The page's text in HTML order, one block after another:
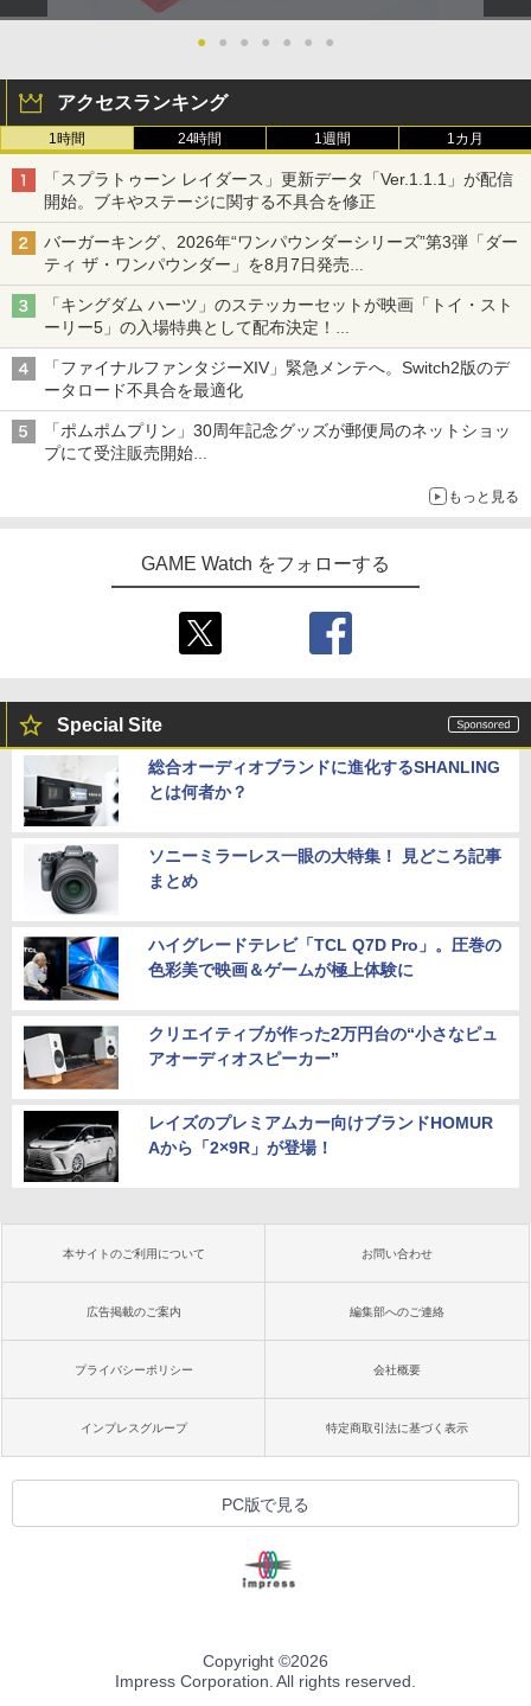
● ● ● ● ● ● ●
アクセスランキング
1時間 24時間 1週間 1カ月
「スプラトゥーン レイダース」更新データ「Ver.1.1.1」が配信
開始。ブキやステージに関する不具合を修正
バーガーキング、2026年“ワンパウンダーシリーズ”第3弾「ダー
ティ ザ・ワンパウンダー」を8月7日発売
「特製ガーリックマヨソース」を使用した超大型チーズバーガー
「キングダム ハーツ」のステッカーセットが映画「トイ・スト
ーリー5」の入場特典として配布決定！
本日8月7日より先着・数量限定で配布
「ファイナルファンタジーXIV」緊急メンテへ。Switch2版のデ
ータロード不具合を最適化
「ポムポムプリン」30周年記念グッズが郵便局のネットショッ
プにて受注販売開始
もっと見る
GAME Watch をフォローする
Special Site
総合オーディオブランドに進化するSHANLING
とは何者か？
ソニーミラーレス一眼の大特集！ 見どころ記事
まとめ
ハイグレードテレビ「TCL Q7D Pro」。圧巻の
色彩美で映画＆ゲームが極上体験に
クリエイティブが作った2万円台の“小さなピュ
アオーディオスピーカー”
レイズのプレミアムカー向けブランドHOMUR
Aから「2×9R」が登場！
本サイトのご利用について お問い合わせ
広告掲載のご案内 編集部へのご連絡
プライバシーポリシー 会社概要
インプレスグループ 特定商取引法に基づく表示
PC版で見る
Copyright ©2026
Impress Corporation. All rights reserved.